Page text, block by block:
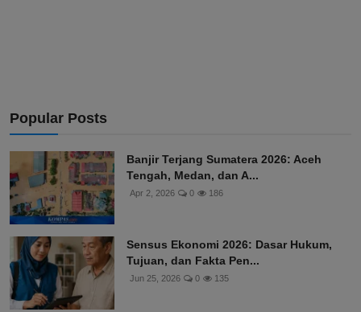
Popular Posts
Banjir Terjang Sumatera 2026: Aceh
Tengah, Medan, dan A...
Apr 2, 2026 0 186
Sensus Ekonomi 2026: Dasar Hukum,
Tujuan, dan Fakta Pen...
Jun 25, 2026 0 135